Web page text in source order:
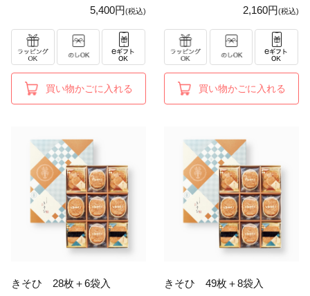
5,400円(税込)
買い物かごに入れる
2,160円(税込)
買い物かごに入れる
きそひ 28枚＋6袋入 きそひ 49枚＋8袋入